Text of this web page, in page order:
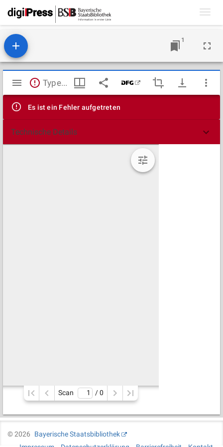
1
Mirador
Viewer
TypeError: Failed to fetch
Es ist ein Fehler aufgetreten
Technische Details
Scan / 0
©2026
Bayerische Staatsbibliothek